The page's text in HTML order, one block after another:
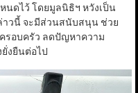
นดไว้ โดยมูลนิธิฯ หวังเป็น
าวนี้ จะมีส่วนสนับสนุน ช่วย
ครอบครัว ลดปัญหาความ
งยืนต่อไป